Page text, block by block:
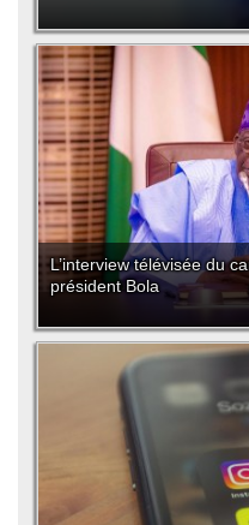
L’interview télévisée du
président Bola